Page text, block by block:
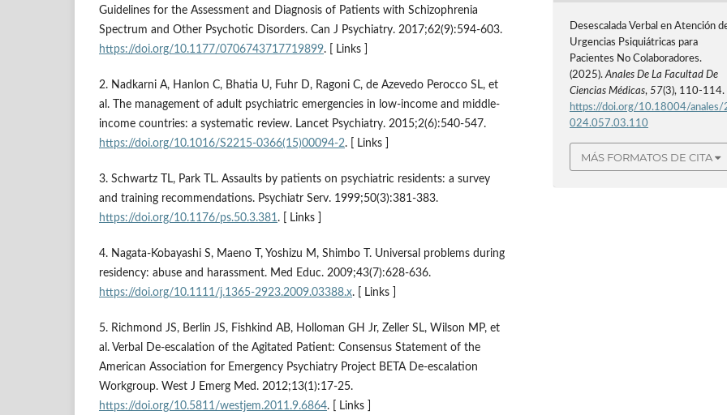
Guidelines for the Assessment and Diagnosis of Patients with Schizophrenia
Spectrum and Other Psychotic Disorders. Can J Psychiatry. 2017;62(9):594-603.
https://doi.org/10.1177/0706743717719899. [ Links ]
2. Nadkarni A, Hanlon C, Bhatia U, Fuhr D, Ragoni C, de Azevedo Perocco SL, et
al. The management of adult psychiatric emergencies in low-income and middle-
income countries: a systematic review. Lancet Psychiatry. 2015;2(6):540-547.
https://doi.org/10.1016/S2215-0366(15)00094-2. [ Links ]
3. Schwartz TL, Park TL. Assaults by patients on psychiatric residents: a survey
and training recommendations. Psychiatr Serv. 1999;50(3):381-383.
https://doi.org/10.1176/ps.50.3.381 . [ Links ]
4. Nagata-Kobayashi S, Maeno T, Yoshizu M, Shimbo T. Universal problems during
residency: abuse and harassment. Med Educ. 2009;43(7):628-636.
https://doi.org/10.1111/j.1365-2923.2009.03388.x. [ Links ]
5. Richmond JS, Berlin JS, Fishkind AB, Holloman GH Jr, Zeller SL, Wilson MP, et
al. Verbal De-escalation of the Agitated Patient: Consensus Statement of the
American Association for Emergency Psychiatry Project BETA De-escalation
Workgroup. West J Emerg Med. 2012;13(1):17-25.
https://doi.org/10.5811/westjem.2011.9.6864. [ Links ]
Desescalada Verbal en Atención
Urgencias Psiquiátricas para
Pacientes No Colaboradores.
(2025).Anales De La Facultad De
Ciencias Médicas,57(3), 110-114.
https://doi.org/10.18004/anales/
024.057.03.110
MÁS FORMATOS DE CITA